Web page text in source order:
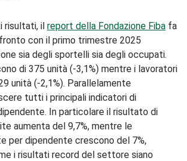
risultati, il report della Fondazione Fiba fa
con il primo trimestre 2025
sia degli sportelli sia degli occupati.
di 375 unità (-3,1%) mentre i lavoratori
unità (-2,1%). Parallelamente
tutti i principali indicatori di
In particolare il risultato di
aumenta del 9,7%, mentre le
per dipendente crescono del 7%,
i risultati record del settore siano